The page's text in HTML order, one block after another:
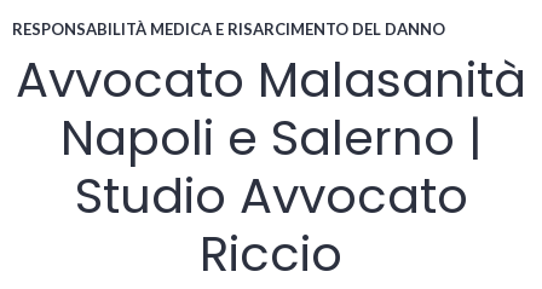
RESPONSABILITÀ MEDICA E RISARCIMENTO DEL DANNO
Avvocato Malasanità
Napoli e Salerno |
Studio Avvocato
Riccio